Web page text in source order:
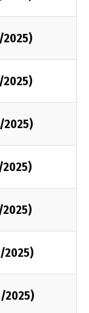
2025)
2025)
2025)